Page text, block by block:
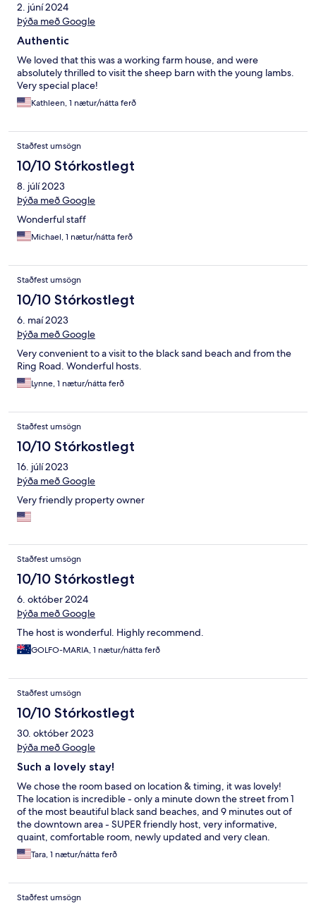
2. júní 2024
Þýða með Google
Authentic
We loved that this was a working farm house, and were
absolutely thrilled to visit the sheep barn with the young lambs.
Very special place!
Kathleen, 1 nætur/nátta ferð
Staðfest umsögn
10/10 Stórkostlegt
8. júlí 2023
Þýða með Google
Wonderful staff
Michael, 1 nætur/nátta ferð
Staðfest umsögn
10/10 Stórkostlegt
6. maí 2023
Þýða með Google
Very convenient to a visit to the black sand beach and from the
Ring Road. Wonderful hosts.
Lynne, 1 nætur/nátta ferð
Staðfest umsögn
10/10 Stórkostlegt
16. júlí 2023
Þýða með Google
Very friendly property owner
Staðfest umsögn
10/10 Stórkostlegt
6. október 2024
Þýða með Google
The host is wonderful. Highly recommend.
GOLFO-MARIA, 1 nætur/nátta ferð
Staðfest umsögn
10/10 Stórkostlegt
30. október 2023
Þýða með Google
Such a lovely stay!
We chose the room based on location & timing, it was lovely!
The location is incredible - only a minute down the street from 1
of the most beautiful black sand beaches, and 9 minutes out of
the downtown area - SUPER friendly host, very informative,
quaint, comfortable room, newly updated and very clean.
Would absolutely recommend and would certainly stay here
again!
Tara, 1 nætur/nátta ferð
Staðfest umsögn